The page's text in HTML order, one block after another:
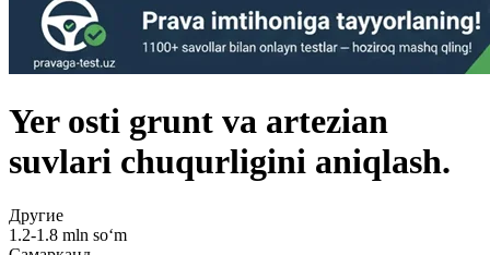
Yer osti grunt va artezian
suvlari chuqurligini aniqlash.
Другие
1.2-1.8 mln soʻm